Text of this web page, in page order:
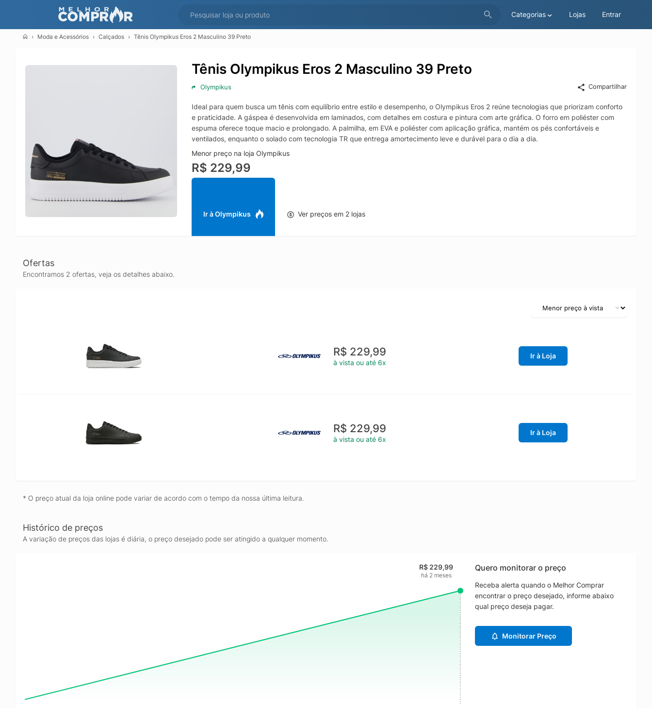
Categorias Lojas Entrar
Moda e Acessórios Calçados Tênis Olympikus Eros 2 Masculino 39 Preto
Tênis Olympikus Eros 2 Masculino 39 Preto
Olympikus Compartilhar
Ideal para quem busca um tênis com equilíbrio entre estilo e desempenho, o Olympikus Eros 2 reúne tecnologias que priorizam conforto
e praticidade. A gáspea é desenvolvida em laminados, com detalhes em costura e pintura com arte gráfica. O forro em poliéster com
espuma oferece toque macio e prolongado. A palmilha, em EVA e poliéster com aplicação gráfica, mantém os pés confortáveis e
ventilados, enquanto o solado com tecnologia TR que entrega amortecimento leve e durável para o dia a dia.
Menor preço na loja Olympikus
R$ 229,99
Ir à Olympikus Ver preços em 2 lojas
Ofertas
Encontramos 2 ofertas, veja os detalhes abaixo.
R$ 229,99
à vista ou até 6x
Ir à Loja
R$ 229,99
à vista ou até 6x
Ir à Loja
* O preço atual da loja online pode variar de acordo com o tempo da nossa última leitura.
Histórico de preços
A variação de preços das lojas é diária, o preço desejado pode ser atingido a qualquer momento.
R$ 229,99
há 2 meses
Quero monitorar o preço
Receba alerta quando o Melhor Comprar
encontrar o preço desejado, informe abaixo
qual preço deseja pagar.
Monitorar Preço